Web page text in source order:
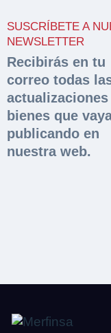
SUSCRÍBETE A
NEWSLETTER
Recibirás en tu
correo todas
actualizaciones
bienes que
publicando en
nuestra web.
sobre
Rellene este
enlace para
Nombre y
Hacer
Razón social*
Teléfono*
Nombre y
Acepto la Política
continuación confirma
Sobre Merfinsa
Venta de
Vehículos